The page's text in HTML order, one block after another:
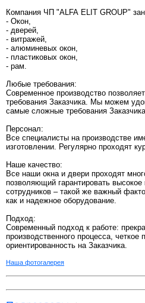
Компания ЧП "ALFA ELIT GROUP"
- Окон,
- дверей,
- витражей,
- алюминевых окон,
- пластиковых окон,
- рам.
Любые требования:
Современное производство
требования Заказчика. Мы можем
самые сложные требования
Персонал:
Все специалисты на производстве
изготовлении. Регулярно проходят
Наше качество:
Все наши окна и двери проходят
позволяющий гарантировать
сотрудников – такой же важный
как и надежное оборудование.
Подход:
Современный подход к работе:
производственного процесса,
ориентированность на Заказчика.
Наша фотогалерея